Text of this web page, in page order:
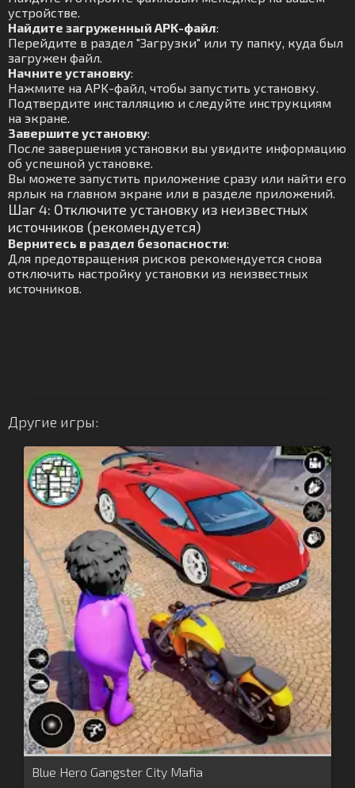
устройстве.
Найдите загруженный APK-файл:
Перейдите в раздел "Загрузки" или ту папку, куда был
загружен файл.
Начните установку:
Нажмите на APK-файл, чтобы запустить установку.
Подтвердите инсталляцию и следуйте инструкциям
на экране.
Завершите установку:
После завершения установки вы увидите информацию
об успешной установке.
Вы можете запустить приложение сразу или найти его
ярлык на главном экране или в разделе приложений.
Шаг 4: Отключите установку из неизвестных
источников (рекомендуется)
Вернитесь в раздел безопасности:
Для предотвращения рисков рекомендуется снова
отключить настройку установки из неизвестных
источников.
Другие игры:
Blue Hero Gangster City Mafia